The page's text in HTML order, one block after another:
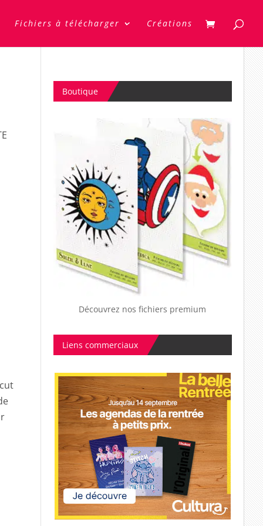
Fichiers à télécharger Créations
Boutique
Découvrez nos fichiers premium
Liens commerciaux